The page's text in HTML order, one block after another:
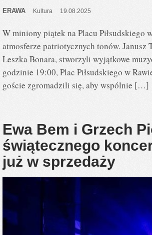
ERAWA Kultura 19.08.2025
W miniony piątek na Placu Piłsudskiego
atmosferze patriotycznych tonów. Janusz
Leszka Bonara, stworzyli wyjątkowe
godzinie 19:00, Plac Piłsudskiego w
goście zgromadzili się, aby wspólnie […]
Ewa Bem i Grzech
świątecznego
już w sprzedaży